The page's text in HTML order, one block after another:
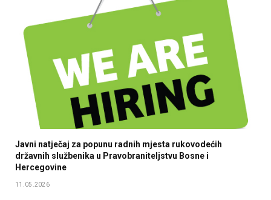
Javni natječaj za popunu radnih mjesta rukovodećih
državnih službenika u Pravobraniteljstvu Bosne i
Hercegovine
11.05.2026